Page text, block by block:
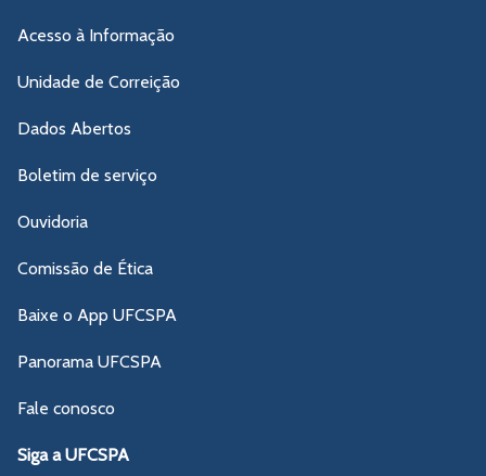
Acesso à Informação
Unidade de Correição
Dados Abertos
Boletim de serviço
Ouvidoria
Comissão de Ética
Baixe o App UFCSPA
Panorama UFCSPA
Fale conosco
Siga a UFCSPA